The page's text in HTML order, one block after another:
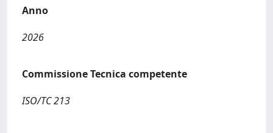
Anno
2026
Commissione Tecnica competente
ISO/TC 213